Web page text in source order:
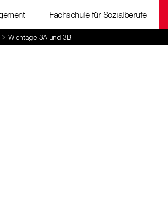
Fachschule für Sozialberufe
Wientage 3A und 3B